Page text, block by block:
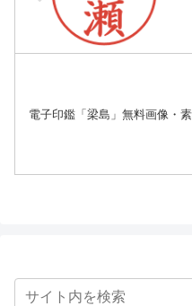
電子印鑑「梁島」無料画像・